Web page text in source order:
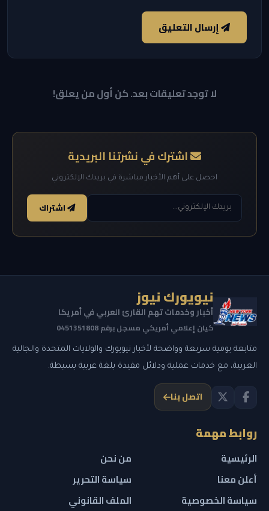
إرسال التعليق
لا توجد تعليقات بعد. كن أول من يعلق!
اشترك في نشرتنا البريدية
احصل على أهم الأخبار مباشرة في بريدك الإلكتروني
اشتراك
نيويورك نيوز
أخبار وخدمات تهم القارئ العربي في أمريكا
كيان إعلامي أمريكي مسجل برقم 0451351808
متابعة يومية سريعة وواضحة لأخبار نيويورك والولايات المتحدة والجالية
العربية، مع خدمات عملية ودلائل مفيدة بلغة عربية بسيطة.
اتصل بنا
روابط مهمة
الرئيسية
من نحن
أعلن معنا
سياسة التحرير
سياسة الخصوصية
الملف القانوني